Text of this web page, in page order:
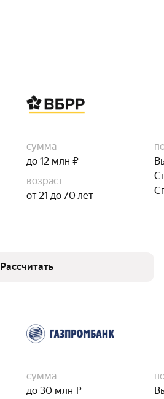
сумма
до 12 млн ₽
возраст
от 21 до 70 лет
Рассчитать
сумма
до 30 млн ₽